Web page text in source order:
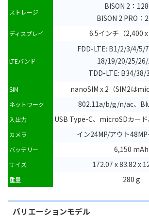
ストレージ
BISON 2：
BISON 2 PRO：
ディスプレイ 6.5インチ（2,400 x
LTEバンド
FDD-LTE: B1/2/3/4/5/
18/19/20/25/
TDD-LTE: B34/38/
SIM nanoSIM x 2（SIM2は
ネットワーク 802.11a/b/g/n/ac、
入出力 USB Type-C、microSDカー
カメラ イン24MP/アウト
バッテリー 6,150 mAh
サイズ 172.07 x 83.82 x
重量 280 g
バリエーションモデル